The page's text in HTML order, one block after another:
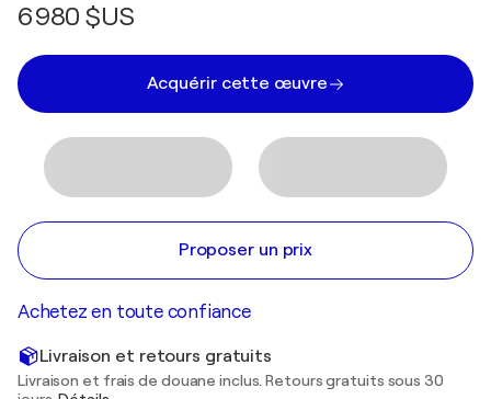
6 980 $US
Acquérir cette œuvre
Proposer un prix
Achetez en toute confiance
Livraison et retours gratuits
Livraison et frais de douane inclus. Retours gratuits sous 30